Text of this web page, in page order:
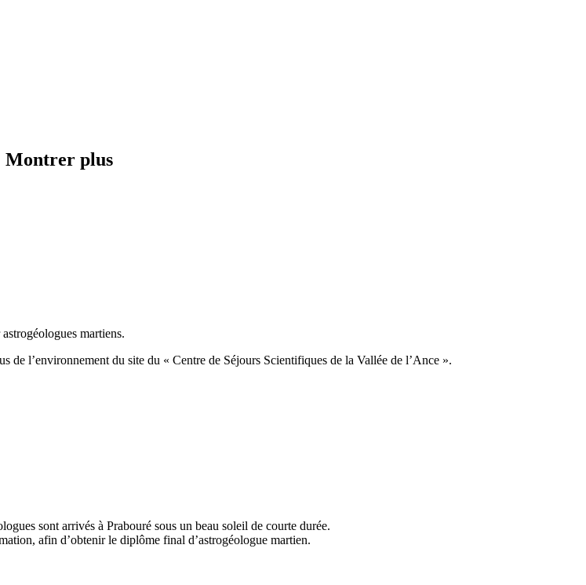
Montrer plus
martiens.
l’environnement du site du « Centre de Séjours Scientifiques de la Vallée de l’Ance ».
sont arrivés à Prabouré sous un beau soleil de courte durée.
afin d’obtenir le diplôme final d’astrogéologue martien.